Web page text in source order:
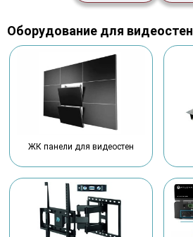
Оборудование для видеостен
ЖК панели для видеостен